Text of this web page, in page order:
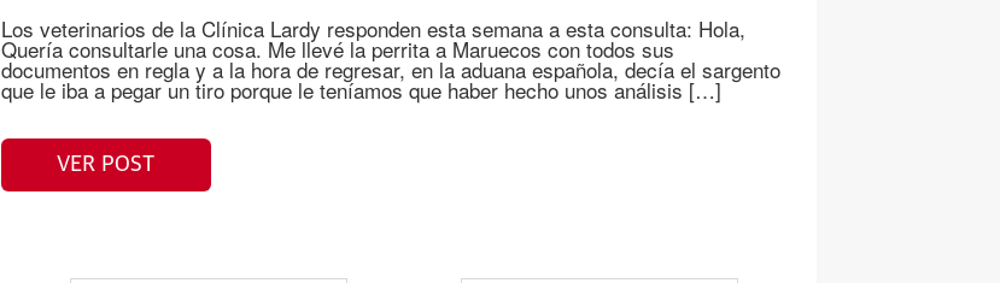
Los veterinarios de la Clínica Lardy responden esta semana a esta consulta: Hola,
Quería consultarle una cosa. Me llevé la perrita a Maruecos con todos sus
documentos en regla y a la hora de regresar, en la aduana española, decía el sargento
que le iba a pegar un tiro porque le teníamos que haber hecho unos análisis […]
VER POST